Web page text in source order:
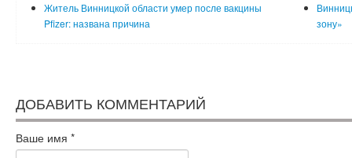
Житель Винницкой области умер после вакцины
Pfizer: названа причина
зону»
ДОБАВИТЬ КОММЕНТАРИЙ
Ваше имя *